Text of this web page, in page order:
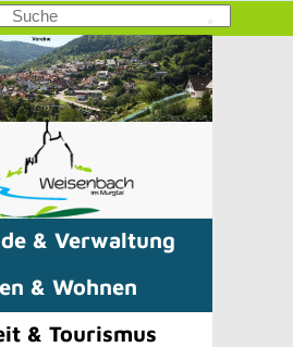
& Verwaltung
& Wohnen
& Tourismus